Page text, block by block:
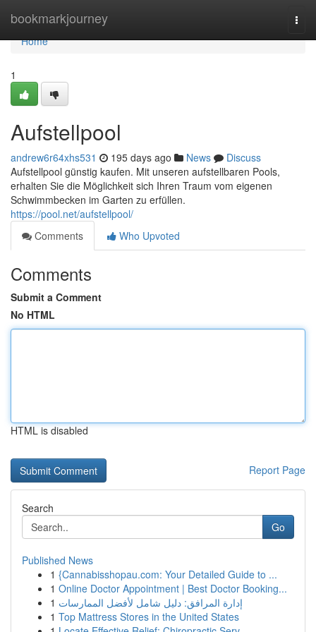
bookmarkjourney
Home
Home
1
Aufstellpool
andrew6r64xhs531 195 days ago News
Discuss
Aufstellpool günstig kaufen. Mit unseren aufstellbaren Pools,
erhalten Sie die Möglichkeit sich Ihren Traum vom eigenen
Schwimmbecken im Garten zu erfüllen.
https://pool.net/aufstellpool/
Comments
Who Upvoted
Comments
Submit a Comment
No HTML
HTML is disabled
Report Page
Search
Go
Published News
1 {Cannabisshopau.com: Your Detailed Guide to ...
1 Online Doctor Appointment | Best Doctor Booking...
1 إدارة المرافق: دليل شامل لأفضل الممارسات
1 Top Mattress Stores in the United States